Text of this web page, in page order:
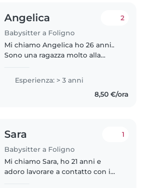
Angelica
Babysitter a Foligno
2
Mi chiamo Angelica ho 26 anni..
Sono una ragazza molto alla
dei bambini in quanto ne ho uno
di 2 anni.. In più mi sono
cresciuta i miei 3 fratelli.. Se..
Esperienza: > 3 anni
8,50 €/ora
Sara
Babysitter a Foligno
1
Mi chiamo Sara, ho 21 anni e
adoro lavorare a contatto con i